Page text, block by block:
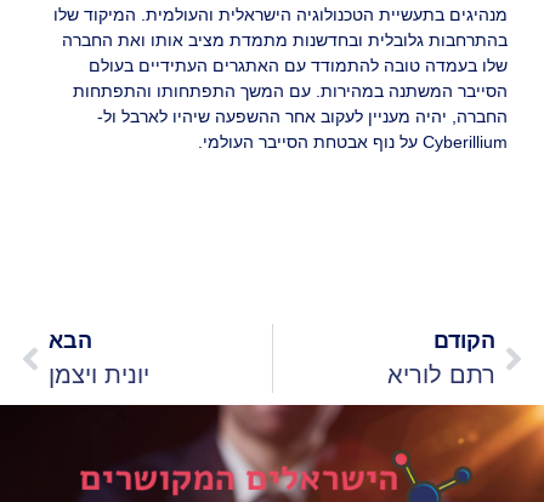
מנהיגים בתעשיית הטכנולוגיה הישראלית והעולמית. המיקוד שלו
בהתרחבות גלובלית ובחדשנות מתמדת מציב אותו ואת החברה
שלו בעמדה טובה להתמודד עם האתגרים העתידיים בעולם
הסייבר המשתנה במהירות. עם המשך התפתחותו והתפתחות
החברה, יהיה מעניין לעקוב אחר ההשפעה שיהיו לארבל ול-
Cyberillium על נוף אבטחת הסייבר העולמי.
הקודם
רתם לוריא
הבא
יונית ויצמן